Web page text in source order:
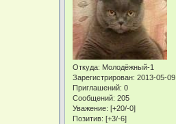
Откуда: Молодёжный-1
Зарегистрирован: 2013-05-09
Приглашений: 0
Сообщений: 205
Уважение: [+20/-0]
Позитив: [+3/-6]